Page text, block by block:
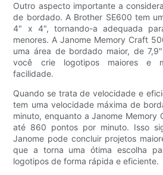
Outro aspecto importante a
de bordado. A Brother SE600 tem
4" x 4", tornando-a adequada
menores. A Janome Memory Craft
uma área de bordado maior, de
você crie logotipos maiores e
facilidade.
Quando se trata de velocidade e
tem uma velocidade máxima de
minuto, enquanto a Janome Memory
até 860 pontos por minuto. Isso
Janome pode concluir projetos
que a torna uma ótima escolha
logotipos de forma rápida e eficiente.